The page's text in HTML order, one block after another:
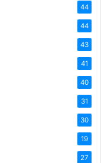
44
44
43
41
40
31
30
19
27